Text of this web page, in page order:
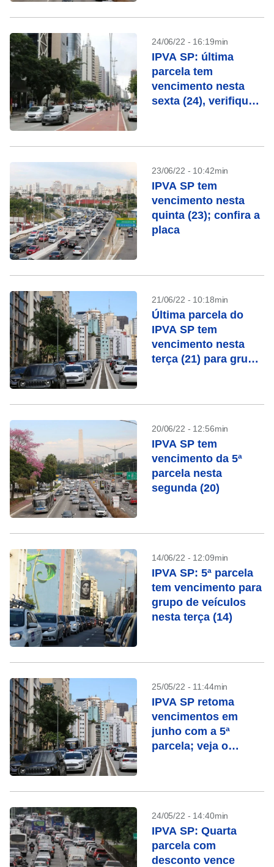
24/06/22 - 16:19min
IPVA SP: última
parcela tem
vencimento nesta
sexta (24), verifique a
23/06/22 - 10:42min
IPVA SP tem
vencimento nesta
quinta (23); confira a
placa
21/06/22 - 10:18min
Última parcela do
IPVA SP tem
vencimento nesta
terça (21) para grupo
20/06/22 - 12:56min
IPVA SP tem
vencimento da 5ª
parcela nesta
segunda (20)
14/06/22 - 12:09min
IPVA SP: 5ª parcela
tem vencimento para
grupo de veículos
nesta terça (14)
25/05/22 - 11:44min
IPVA SP retoma
vencimentos em
junho com a 5ª
parcela; veja o
24/05/22 - 14:40min
IPVA SP: Quarta
parcela com
desconto vence